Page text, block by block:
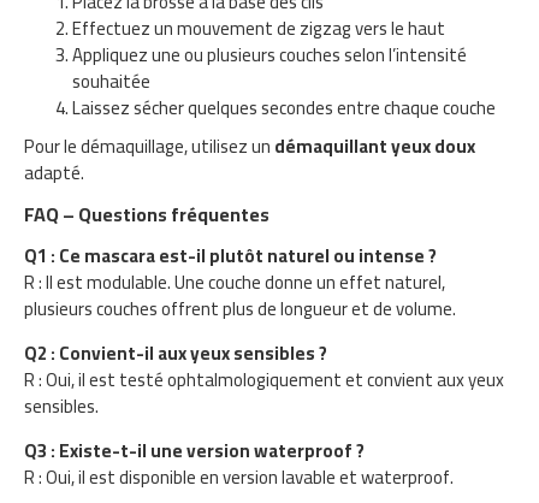
Effectuez un mouvement de zigzag vers le haut
Appliquez une ou plusieurs couches selon l’intensité
souhaitée
Laissez sécher quelques secondes entre chaque couche
Pour le démaquillage, utilisez undémaquillant yeux doux
adapté.
FAQ – Questions fréquentes
Q1 : Ce mascara est-il plutôt naturel ou intense ?
R : Il est modulable. Une couche donne un effet naturel,
plusieurs couches offrent plus de longueur et de volume.
Q2 : Convient-il aux yeux sensibles ?
R : Oui, il est testé ophtalmologiquement et convient aux yeux
sensibles.
Q3 : Existe-t-il une version waterproof ?
R : Oui, il est disponible en version lavable et waterproof.